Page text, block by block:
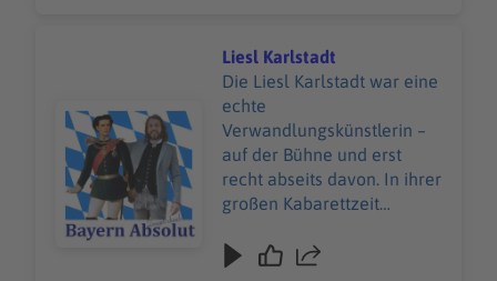
Audiotitel - Liesl Karlstadt
Liesl Karlstadt
Die Liesl Karlstadt war eine
echte
Verwandlungskünstlerin –
auf der Bühne und erst
recht abseits davon. In ihrer
großen Kabarettzeit
Männerrollen mit so viel